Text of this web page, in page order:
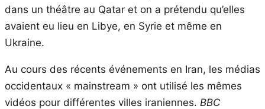
dans un théâtre au Qatar et on a prétendu qu’elles
avaient eu lieu en Libye, en Syrie et même en
Ukraine.
Au cours des récents événements en Iran, les médias
occidentaux « mainstream » ont utilisé les mêmes
vidéos pour différentes villes iraniennes. BBC